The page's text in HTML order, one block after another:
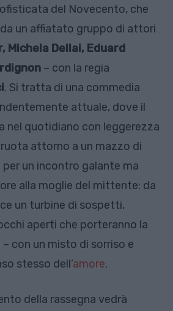
del Novecento, che
un affiatato gruppo di attori
Michela Dellai, Eduard
– con la regia
. Si tratta di una commedia
attuale, dove il
nel quotidiano con leggerezza
attorno a un mazzo di
un incontro galante ma
alla moglie del mittente: da
un turbine di sospetti,
aperti che porteranno la
con un misto di sorriso e
stesso dell’amore.
della rassegna vedrà